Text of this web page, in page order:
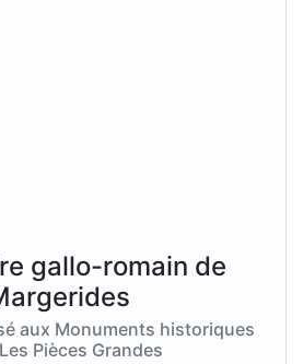
gallo-romain de
aux Monuments historiques
Pièces Grandes